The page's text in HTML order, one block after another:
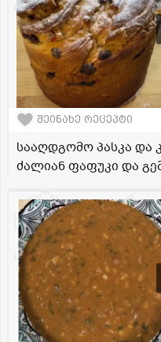
შეინახე რეცეპტი
სააღდგომო პასკა და
ძალიან ფაფუკი და